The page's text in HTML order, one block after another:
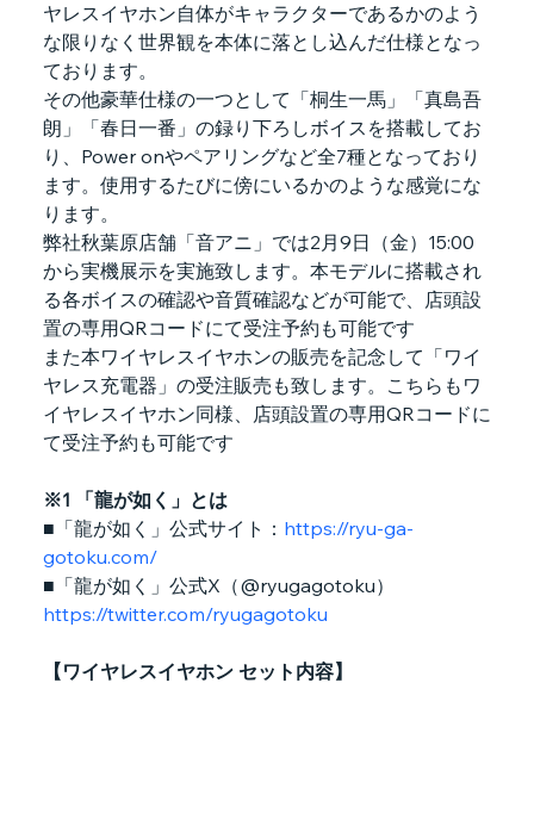
ヤレスイヤホン自体がキャラクターであるかのよう
な限りなく世界観を本体に落とし込んだ仕様となっ
ております。
その他豪華仕様の一つとして「桐生一馬」「真島吾
朗」「春日一番」の録り下ろしボイスを搭載してお
り、Power onやペアリングなど全7種となっており
ます。使用するたびに傍にいるかのような感覚にな
ります。
弊社秋葉原店舗「音アニ」では2月9日（金）15:00
から実機展示を実施致します。本モデルに搭載され
る各ボイスの確認や音質確認などが可能で、店頭設
置の専用QRコードにて受注予約も可能です
また本ワイヤレスイヤホンの販売を記念して「ワイ
ヤレス充電器」の受注販売も致します。こちらもワ
イヤレスイヤホン同様、店頭設置の専用QRコードに
て受注予約も可能です
※1 「龍が如く」とは
■「龍が如く」公式サイト： https://ryu-ga-
gotoku.com/
■「龍が如く」公式X（@ryugagotoku）
https://twitter.com/ryugagotoku
【ワイヤレスイヤホン セット内容】